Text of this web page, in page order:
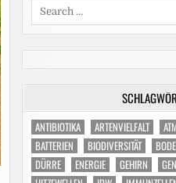
ANTIBIOTIKA ARTENVIELFALT
BATTERIEN
BIODIVERSITÄT
DÜRRE
ENERGIE GEHIRN